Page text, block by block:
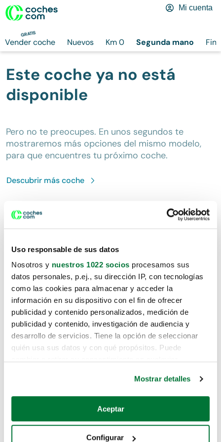
Uso responsable de sus datos
Nosotros y nuestros 1022 socios procesamos sus
datos personales, p.ej., su dirección IP, con tecnologías
como las cookies para almacenar y acceder la
información en su dispositivo con el fin de ofrecer
publicidad y contenido personalizados, medición de
publicidad y contenido, investigación de audiencia y
desarrollo de servicios. Tiene la opción de seleccionar
quién usa sus datos y con qué propósitos. Puede
Si lo permite, también quisiéramos:
Recopilar información sobre su ubicación geográfica
Mostrar detalles
Aceptar
Configurar
GRATIS
Vender coche Nuevos Km 0 Segunda mano
Mi cuenta
Este coche ya no está
disponible
Pero no te preocupes. En unos segundos te
mostraremos más opciones del mismo modelo,
para que encuentres tu próximo coche.
Descubrir máscoche